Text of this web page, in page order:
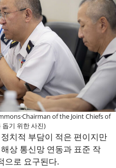
of the Joint Chiefs of
기 위한 사진)
치적 부담이 적은 편이지만
상 통신망 연동과 표준 작
으로 요구된다.